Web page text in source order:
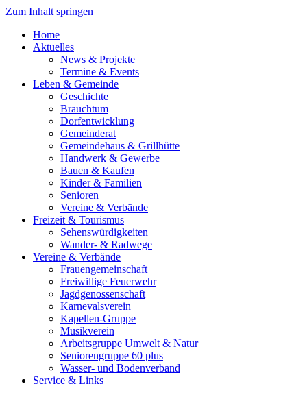
Zum Inhalt springen
Home
Aktuelles
News & Projekte
Termine & Events
Leben & Gemeinde
Geschichte
Brauchtum
Dorfentwicklung
Gemeinderat
Gemeindehaus & Grillhütte
Handwerk & Gewerbe
Bauen & Kaufen
Kinder & Familien
Senioren
Vereine & Verbände
Freizeit & Tourismus
Sehenswürdigkeiten
Wander- & Radwege
Vereine & Verbände
Frauengemeinschaft
Freiwillige Feuerwehr
Jagdgenossenschaft
Karnevalsverein
Kapellen-Gruppe
Musikverein
Arbeitsgruppe Umwelt & Natur
Seniorengruppe 60 plus
Wasser- und Bodenverband
Service & Links